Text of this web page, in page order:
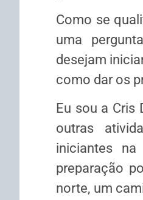
Como se
uma
desejam
como dar os
Eu sou a Cris
outras
iniciantes na
preparação
norte, um